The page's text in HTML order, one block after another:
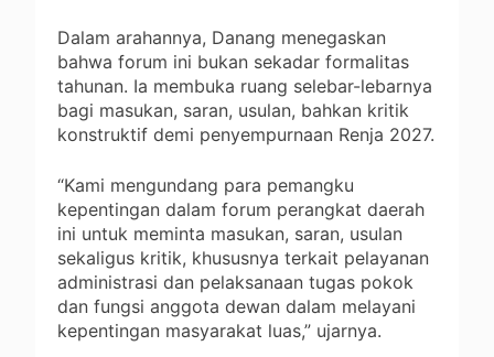
Dalam arahannya, Danang menegaskan
bahwa forum ini bukan sekadar formalitas
tahunan. Ia membuka ruang selebar-lebarnya
bagi masukan, saran, usulan, bahkan kritik
konstruktif demi penyempurnaan Renja 2027.
“Kami mengundang para pemangku
kepentingan dalam forum perangkat daerah
ini untuk meminta masukan, saran, usulan
sekaligus kritik, khususnya terkait pelayanan
administrasi dan pelaksanaan tugas pokok
dan fungsi anggota dewan dalam melayani
kepentingan masyarakat luas,” ujarnya.